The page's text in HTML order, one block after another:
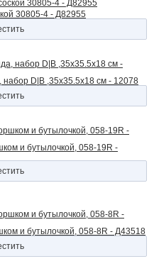
30805-4 - Д82955
набор D|B ,35х35.5х18 см - 12078
и бутылочкой, 058-19R -
и бутылочкой, 058-8R - Д43518